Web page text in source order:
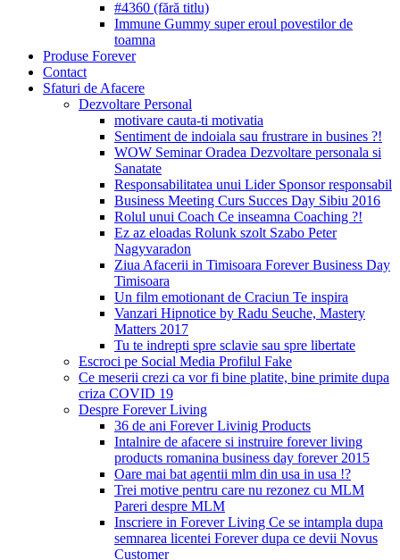
#4360 (fără titlu)
Immune Gummy super eroul povestilor de
toamna
Produse Forever
Contact
Sfaturi de Afacere
Dezvoltare Personal
motivare cauta-ti motivatia
Sentiment de indoiala sau frustrare in busines ?!
WOW Seminar Oradea Dezvoltare personala si
Sanatate
Responsabilitatea unui Lider Sponsor responsabil
Business Meeting Curs Succes Day Sibiu 2016
Rolul unui Coach Ce inseamna Coaching ?!
Ez az eloadas Rolunk szolt Szabo Peter
Nagyvaradon
Ziua Afacerii in Timisoara Forever Business Day
Timisoara
Un film emotionant de Craciun Te inspira
Vanzari Hipnotice by Radu Seuche, Mastery
Matters 2017
Tu te indrepti spre sclavie sau spre libertate
Escroci pe Social Media Profilul Fake
Ce meserii crezi ca vor fi bine platite, bine primite dupa
criza COVID 19
Despre Forever Living
36 de ani Forever Livinig Products
Intalnire de afacere si instruire forever living
products romanina business day forever 2015
Oare mai bat agentii mlm din usa in usa !?
Trei motive pentru care nu rezonez cu MLM
Pareri despre MLM
Inscriere in Forever Living Ce se intampla dupa
semnarea licentei Forever dupa ce devii Novus
Customer